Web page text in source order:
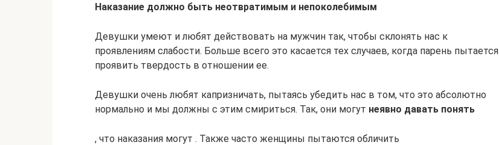
Наказание должно быть неотвратимым и непоколебимым
Девушки умеют и любят действовать на мужчин так, чтобы склонять нас к
проявлениям слабости. Больше всего это касается тех случаев, когда парень пытается
проявить твердость в отношении ее.
Девушки очень любят капризничать, пытаясь убедить нас в том, что это абсолютно
нормально и мы должны с этим смириться. Так, они могут неявно давать понять
, что наказания могут . Также часто женщины пытаются обличить